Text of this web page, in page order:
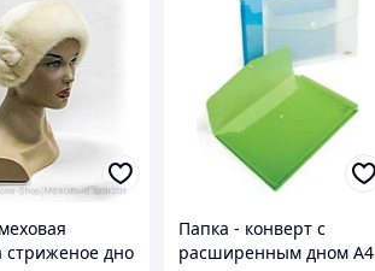
стриженое дно
Папка - конверт с
расширенным дном А4